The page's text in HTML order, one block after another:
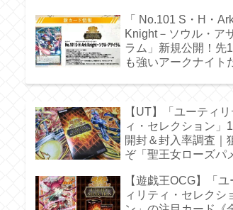
「 No.101 S・H・
Knight－ソウル・ア
ラム」新規公開！先
も強いアークナイト
【UT】「ユーティリ
ィ・セレクション」
開封＆封入率調査｜
ぞ「聖王女ローズパ
【遊戯王OCG】「ユ
ィリティ・セレクシ